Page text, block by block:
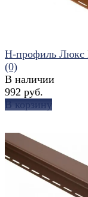
избранное сравнить
Н-профиль Люкс
(0)
В наличии
992 руб.
В корзину